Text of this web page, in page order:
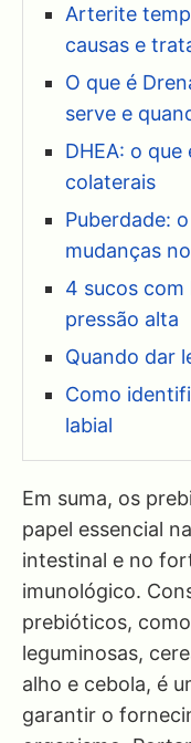
Arterite
causas e
O que é
serve e
DHEA: o
colaterais
Puberdade:
mudanças
4 sucos com
pressão alta
Quando dar
Como
labial
Em suma, os
papel essencial
intestinal e no
imunológico.
prebióticos,
leguminosas,
alho e cebola, é
garantir o